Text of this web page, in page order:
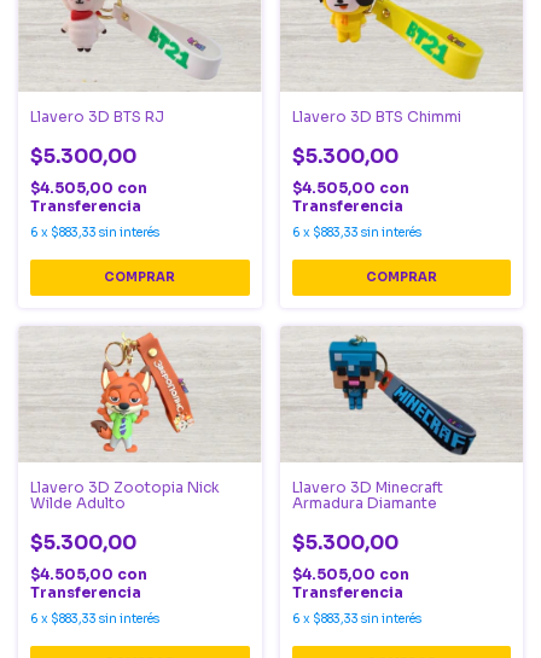
Llavero 3D BTS RJ
$5.300,00
$4.505,00 con
Transferencia
6 x $883,33 sin interés
Llavero 3D BTS Chimmi
$5.300,00
$4.505,00 con
Transferencia
6 x $883,33 sin interés
Llavero 3D Zootopia Nick
Wilde Adulto
$5.300,00
$4.505,00 con
Transferencia
6 x $883,33 sin interés
Llavero 3D Minecraft
Armadura Diamante
$5.300,00
$4.505,00 con
Transferencia
6 x $883,33 sin interés